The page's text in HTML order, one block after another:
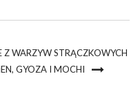
Z WARZYW STRĄCZKOWYCH
GYOZA I MOCHI